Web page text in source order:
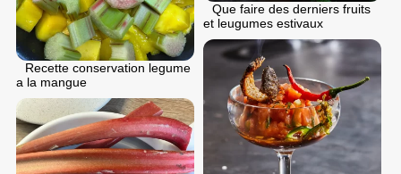
Que faire des derniers fruits
et leugumes estivaux
Recette conservation legume
a la mangue